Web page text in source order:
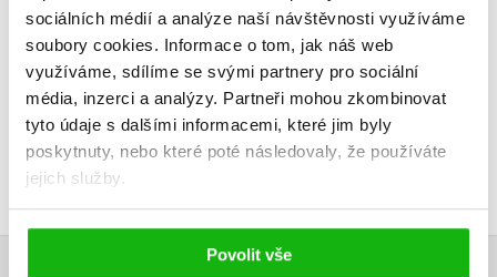
sociálních médií a analýze naší návštěvnosti využíváme
soubory cookies. Informace o tom, jak náš web
využíváme, sdílíme se svými partnery pro sociální
média, inzerci a analýzy. Partneři mohou zkombinovat
tyto údaje s dalšími informacemi, které jim byly
poskytnuty, nebo které poté následovaly, že používáte
jejich služby.
Povolit vše
169 Kč
135 Kč
119 Kč